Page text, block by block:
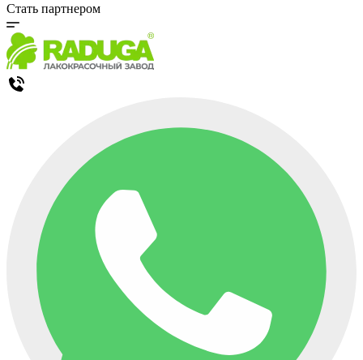
Стать партнером